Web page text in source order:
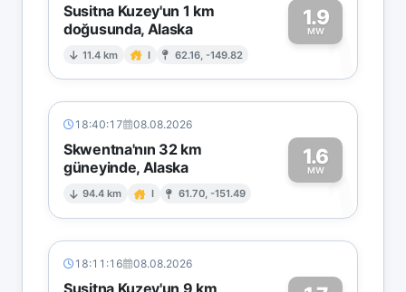
Susitna Kuzey'un 1 km
doğusunda, Alaska
11.4 km I 62.16, -149.82
1.9
MW1
18:40:17 08.08.2026
Skwentna'nın 32 km
güneyinde, Alaska
94.4 km I 61.70, -151.49
1.6
MW1
18:11:16 08.08.2026
Susitna Kuzey'un 9 km